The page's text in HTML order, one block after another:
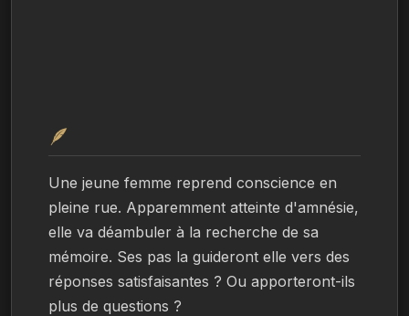
🪶
Une jeune femme reprend conscience en
pleine rue. Apparemment atteinte d'amnésie,
elle va déambuler à la recherche de sa
mémoire. Ses pas la guideront elle vers des
réponses satisfaisantes ? Ou apporteront-ils
plus de questions ?